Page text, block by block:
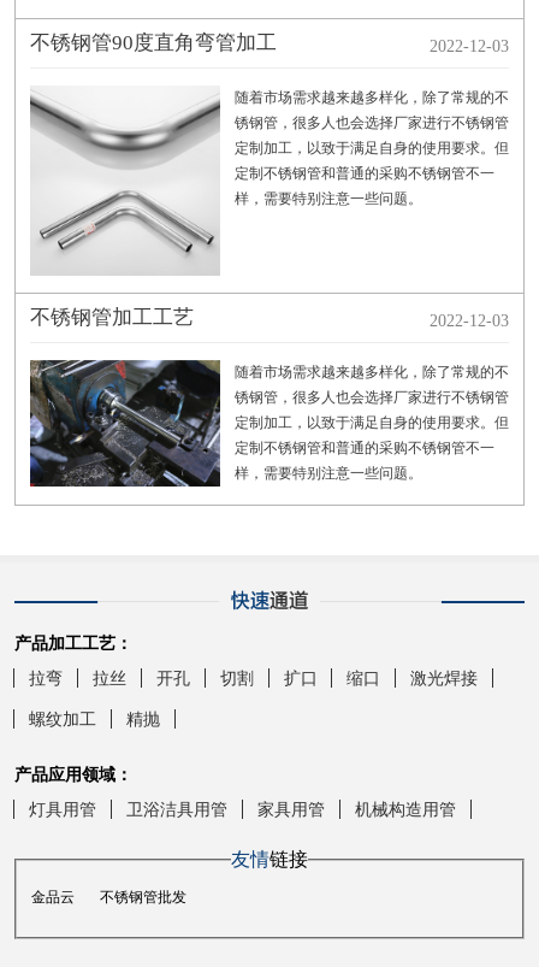
不锈钢管90度直角弯管加工 2022-12-03
随着市场需求越来越多样化，除了常规的不
锈钢管，很多人也会选择厂家进行不锈钢管
定制加工，以致于满足自身的使用要求。但
定制不锈钢管和普通的采购不锈钢管不一
样，需要特别注意一些问题。
不锈钢管加工工艺 2022-12-03
随着市场需求越来越多样化，除了常规的不
锈钢管，很多人也会选择厂家进行不锈钢管
定制加工，以致于满足自身的使用要求。但
定制不锈钢管和普通的采购不锈钢管不一
样，需要特别注意一些问题。
产品加工工艺：
拉弯
拉丝 开孔 切割 扩口 缩口 激光焊接
螺纹加工 精抛
产品应用领域：
灯具用管
卫浴洁具用管 家具用管 机械构造用管
友情链接
金品云 不锈钢管批发